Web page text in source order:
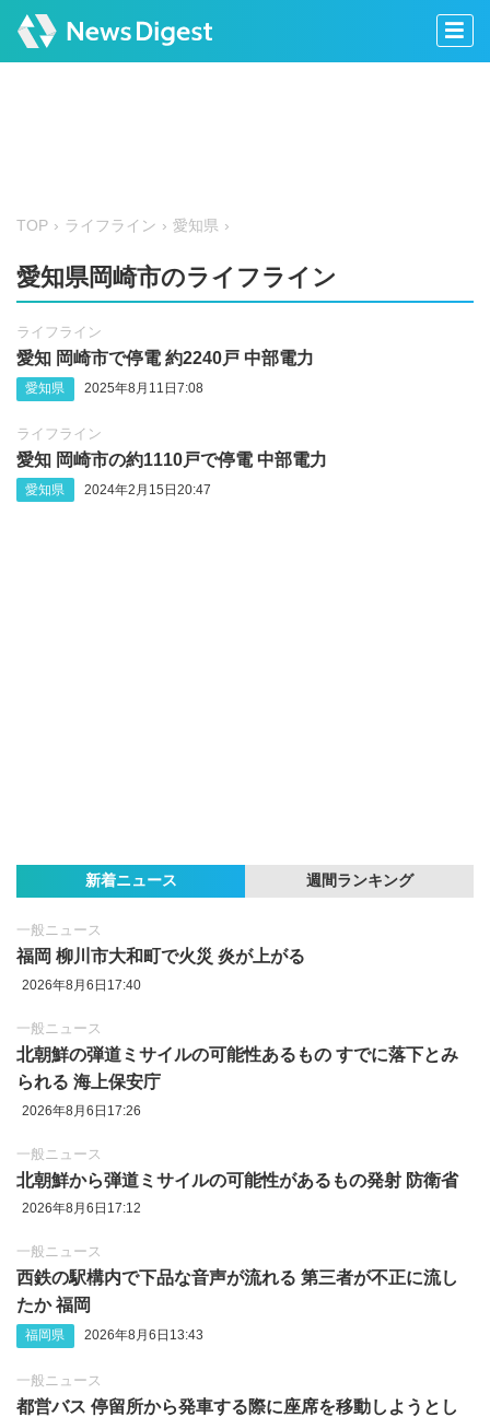
TOP ライフライン 愛知県
愛知県岡崎市のライフライン
ライフライン
愛知 岡崎市で停電 約2240戸 中部電力
愛知県 2025年8月11日7:08
ライフライン
愛知 岡崎市の約1110戸で停電 中部電力
愛知県 2024年2月15日20:47
新着ニュース 週間ランキング
一般ニュース
福岡 柳川市大和町で火災 炎が上がる
2026年8月6日17:40
一般ニュース
北朝鮮の弾道ミサイルの可能性あるもの すでに落下とみ
られる 海上保安庁
2026年8月6日17:26
一般ニュース
北朝鮮から弾道ミサイルの可能性があるもの発射 防衛省
2026年8月6日17:12
一般ニュース
西鉄の駅構内で下品な音声が流れる 第三者が不正に流し
たか 福岡
福岡県 2026年8月6日13:43
一般ニュース
都営バス 停留所から発車する際に座席を移動しようとし